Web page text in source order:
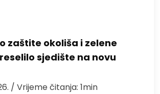
zaštite okoliša i zelene
sjedište na novu
/ Vrijeme čitanja: 1min